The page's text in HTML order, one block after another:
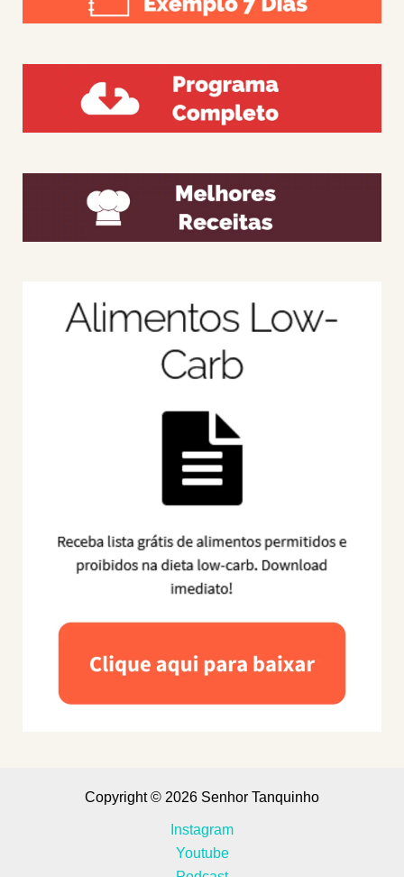
Copyright © 2026 Senhor Tanquinho
Instagram
Youtube